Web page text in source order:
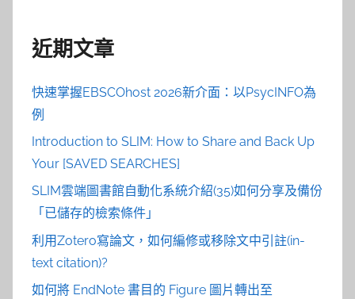
近期文章
快速掌握EBSCOhost 2026新介面：以PsycINFO為
例
Introduction to SLIM: How to Share and Back Up
Your [SAVED SEARCHES]
SLIM雲端圖書館自動化系統介紹(35)如何分享及備份
「已儲存的檢索條件」
利用Zotero寫論文，如何編修或移除文中引註(in-
text citation)?
如何將 EndNote 書目的 Figure 圖片轉出至